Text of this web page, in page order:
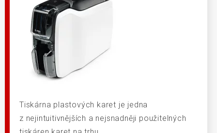
Tiskárna plastových karet je jedna
z nejintuitivnějších a nejsnadněji použitelných